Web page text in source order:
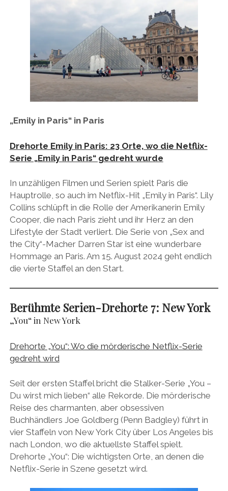
„Emily in Paris“ in Paris
Drehorte Emily in Paris: 23 Orte, wo die Netflix-
Serie „Emily in Paris“ gedreht wurde
In unzähligen Filmen und Serien spielt Paris die
Hauptrolle, so auch im Netflix-Hit „Emily in Paris“. Lily
Collins schlüpft in die Rolle der Amerikanerin Emily
Cooper, die nach Paris zieht und ihr Herz an den
Lifestyle der Stadt verliert. Die Serie von „Sex and
the City“-Macher Darren Star ist eine wunderbare
Hommage an Paris. Am 15. August 2024 geht endlich
die vierte Staffel an den Start.
Berühmte Serien-Drehorte 7: New York
„You“ in New York
Drehorte „You“: Wo die mörderische Netflix-Serie
gedreht wird
Seit der ersten Staffel bricht die Stalker-Serie „You –
Du wirst mich lieben“ alle Rekorde. Die mörderische
Reise des charmanten, aber obsessiven
Buchhändlers Joe Goldberg (Penn Badgley) führt in
vier Staffeln von New York City über Los Angeles bis
nach London, wo die aktuellste Staffel spielt.
Drehorte „You“: Die wichtigsten Orte, an denen die
Netflix-Serie in Szene gesetzt wird.